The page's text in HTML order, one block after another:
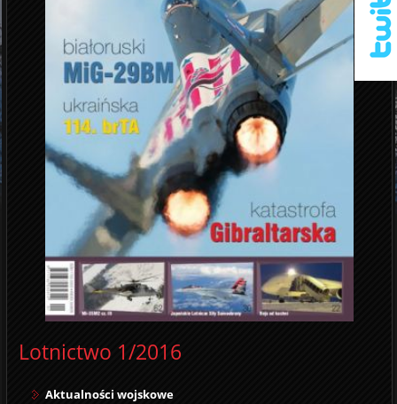
Lotnictwo 1/2016
Aktualności wojskowe